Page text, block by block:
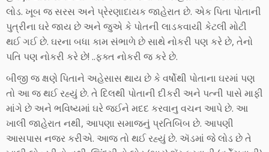
લોડ. ખૂબ જ સરસ અને પ્રેરણાદાયક જાહેરાત છે. એક પિતા પોતાની
પુત્રીના ઘરે જાય છે અને જુએ કે પોતની લાડકવાયી કેટલી મોટી
થઈ ગઈ છે. ઘરના બધા કામ સંભાળે છે સાથે નોકરી પણ કરે છે, તેનો
પતિ પણ નોકરી કરે છે! ..ફક્ત નોકરી જ કરે છે.
બીજી જ ક્ષણે પિતાને અહેસાસ થાય છે કે વર્ષોથી પોતાના ઘરમાં પણ
તો આ જ થઈ રહ્યું છે. તે દિલથી પોતાની દીકરી અને પત્ની પાસે માફી
માંગે છે અને ભવિષ્યમાં ઘરે જઈને મદદ કરવાનુ વચન આપે છે. આ
ખાલી જાહેરાત નથી, આપણા સમાજનું પ્રતિબિંબ છે. આપણી
આસપાસ નજર કરીએ. આજ તો થઈ રહ્યું છે. ઍડમાં જે લોડ છે તે